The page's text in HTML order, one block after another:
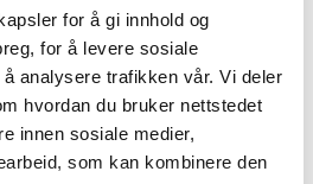
for å gi innhold og
for å levere sosiale
analysere trafikken vår. Vi deler
hvordan du bruker nettstedet
innen sosiale medier,
som kan kombinere den
DIN BETALING